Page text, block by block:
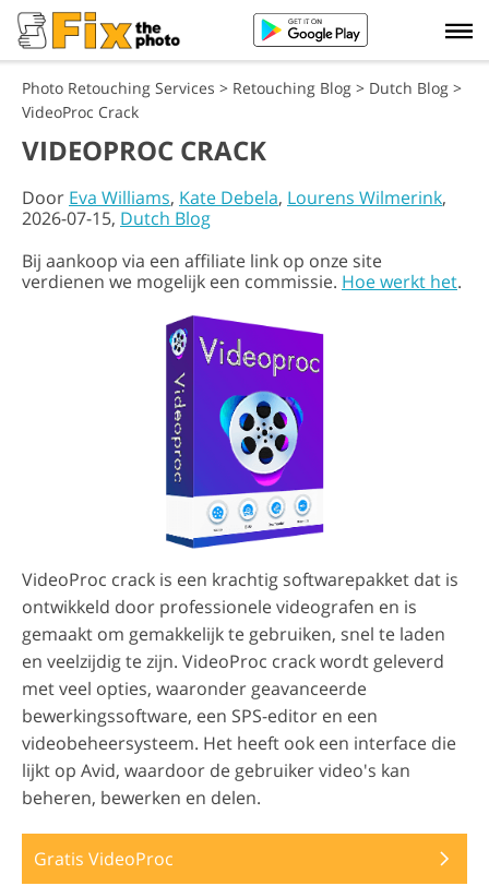
Photo Retouching Services > Retouching Blog > Dutch Blog >
VideoProc Crack
VIDEOPROC CRACK
Door Eva Williams, Kate Debela, Lourens Wilmerink,
2026-07-15, Dutch Blog
Bij aankoop via een affiliate link op onze site
verdienen we mogelijk een commissie. Hoe werkt het.
VideoProc crack is een krachtig softwarepakket dat is
ontwikkeld door professionele videografen en is
gemaakt om gemakkelijk te gebruiken, snel te laden
en veelzijdig te zijn. VideoProc crack wordt geleverd
met veel opties, waaronder geavanceerde
bewerkingssoftware, een SPS-editor en een
videobeheersysteem. Het heeft ook een interface die
lijkt op Avid, waardoor de gebruiker video's kan
beheren, bewerken en delen.
Gratis VideoProc